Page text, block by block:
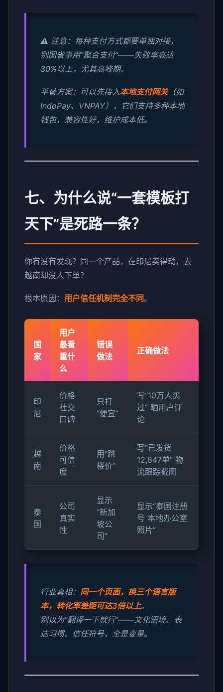
⚠️ 注意：每种支付方式都要单独对接，
别图省事用“聚合支付”——失败率高达
30%以上，尤其高峰期。
平替方案：可以先接入本地支付网关（如
IndoPay、VNPAY），它们支持多种本地
钱包，兼容性好，维护成本低。
七、为什么说“一套模板打
天下”是死路一条？
你有没有发现？同一个产品，在印尼卖得动，去
越南却没人下单？
根本原因： 用户信任机制完全不同。
国
家
用户
最看
重什
么
错误
做法
正确做法
印
尼
价格
社交
口碑
只打
“便宜”
写“10万人买
过” 晒用户评
论
越
南
价格
可信
度
用“跳
楼价”
写“已发货
12,847单” 物
流跟踪截图
泰
国
公司
真实
性
显示
“新加
坡公
司”
显示“泰国注册
号 本地办公室
照片”
行业真相： 同一个页面，换三个语言版
本，转化率差距可达3倍以上。
别以为“翻译一下就行”——文化语境、表
达习惯、信任符号，全是变量。